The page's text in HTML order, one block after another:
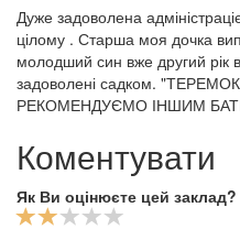
Дуже задоволена
цілому . Старша моя дочка
молодший син вже другий рік
задоволені садком.
РЕКОМЕНДУЄМО ІНШИМ
Коментувати
Як Ви оцінюєте цей заклад?